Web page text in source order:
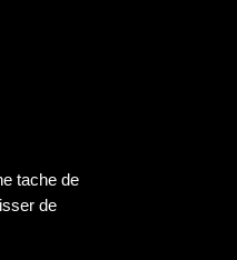
tache de
de